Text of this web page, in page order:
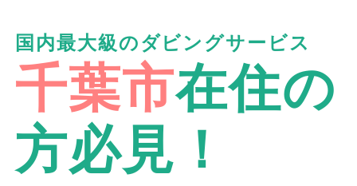
国内最大級のダビングサービス
千葉市在住の
方必見！